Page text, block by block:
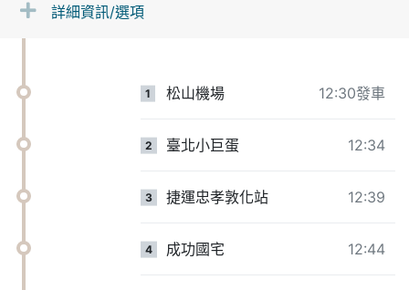
詳細資訊/選項
1 松山機場 12:30發車
2 臺北小巨蛋 12:34
3 捷運忠孝敦化站 12:39
4 成功國宅 12:44